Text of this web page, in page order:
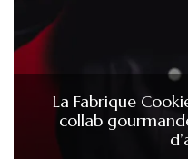
La Fabrique
collab